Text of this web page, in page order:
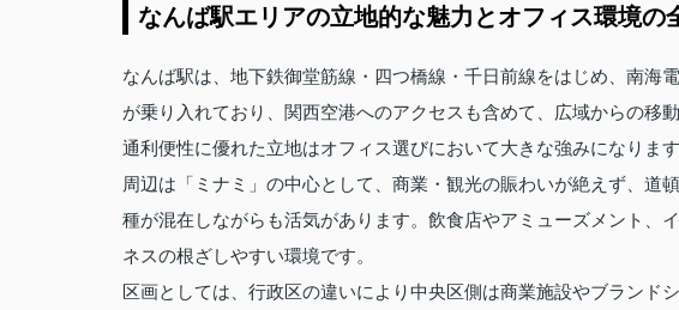
なんば駅エリアの立地的な魅力とオフィス環境の
なんば駅は、地下鉄御堂筋線・四つ橋線・千日前線をはじめ、南海
が乗り入れており、関西空港へのアクセスも含めて、広域からの移
通利便性に優れた立地はオフィス選びにおいて大きな強みになります
周辺は「ミナミ」の中心として、商業・観光の賑わいが絶えず、道
種が混在しながらも活気があります。飲食店やアミューズメント、
ネスの根ざしやすい環境です。
区画としては、行政区の違いにより中央区側は商業施設やブランド